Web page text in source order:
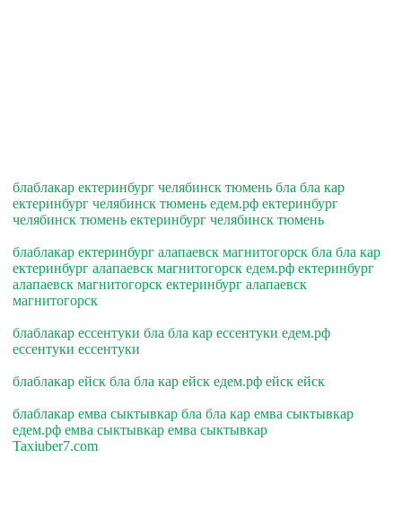
блаблакар ектеринбург челябинск тюмень бла бла кар
ектеринбург челябинск тюмень едем.рф ектеринбург
челябинск тюмень ектеринбург челябинск тюмень
блаблакар ектеринбург алапаевск магнитогорск бла бла кар
ектеринбург алапаевск магнитогорск едем.рф ектеринбург
алапаевск магнитогорск ектеринбург алапаевск
магнитогорск
блаблакар ессентуки бла бла кар ессентуки едем.рф
ессентуки ессентуки
блаблакар ейск бла бла кар ейск едем.рф ейск ейск
блаблакар емва сыктывкар бла бла кар емва сыктывкар
едем.рф емва сыктывкар емва сыктывкар
Taxiuber7.com